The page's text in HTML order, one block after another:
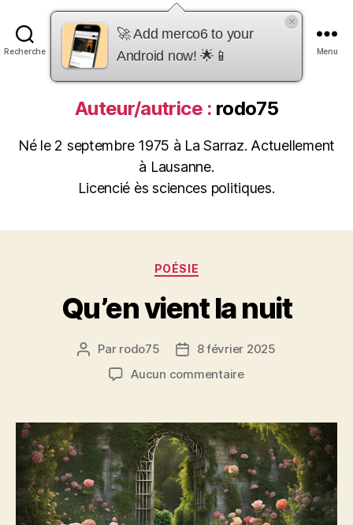
Recherche
merco6
Menu
Auteur/autrice : rodo75
Né le 2 septembre 1975 à La Sarraz. Actuellement
à Lausanne.
Licencié ès sciences politiques.
Catégories
POÉSIE
Qu’en vient la nuit
Auteur
l’article
Par rodo75
Date8 février 2025
Aucun commentairesur
la
nuit
🚀 Add merco6 to your
Android now! 🌟📱
×